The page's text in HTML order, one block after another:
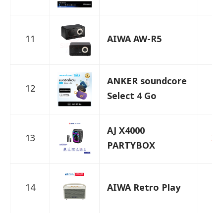
11 AIWA AW-R5
12
ANKER soundcore
Select 4 Go
13
AJ X4000
PARTYBOX
14 AIWA Retro Play